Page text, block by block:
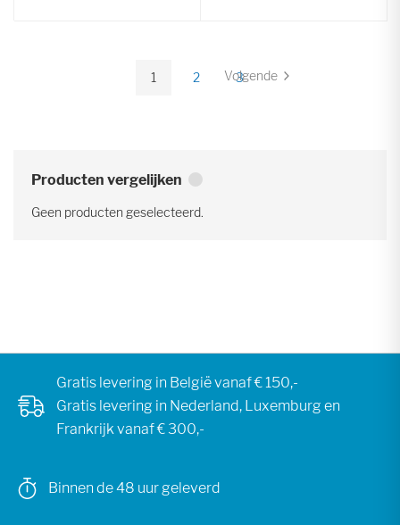
U
1 Pagina
2 Pagina
3 Pagina
Volgende
Producten vergelijken
Geen producten geselecteerd.
Gratis levering in België vanaf € 150,-
Gratis levering in Nederland, Luxemburg en
Frankrijk vanaf € 300,-
Binnen de 48 uur geleverd